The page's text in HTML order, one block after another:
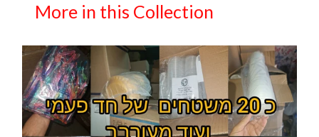
More in this Collection